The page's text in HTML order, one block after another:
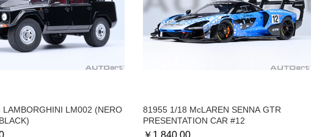
LM002 (NERO
81955 1/18 McLAREN SENNA GTR
PRESENTATION CAR #12